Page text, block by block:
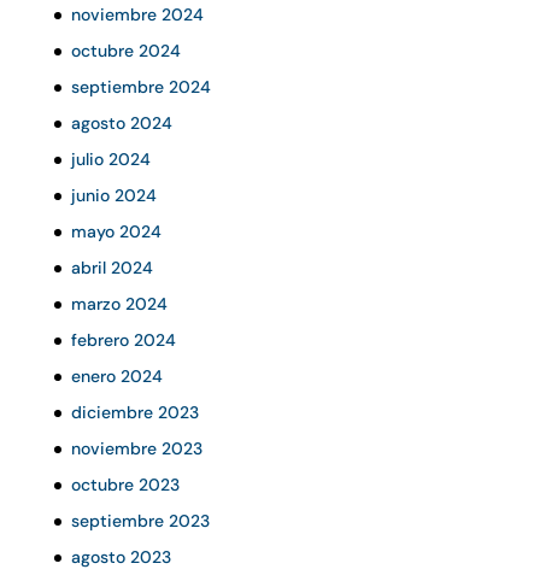
noviembre 2024
octubre 2024
septiembre 2024
agosto 2024
julio 2024
junio 2024
mayo 2024
abril 2024
marzo 2024
febrero 2024
enero 2024
diciembre 2023
noviembre 2023
octubre 2023
septiembre 2023
agosto 2023